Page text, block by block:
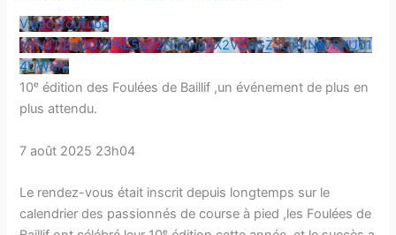
Vidéo YouTube
VVVJTjBqOUVPRE5qV2NSVng4X2VCeGZ3LmhNaVRXU01
4UWM4
10ᵉ édition des Foulées de Baillif ,un événement de plus en
plus attendu.
7 août 2025 23h04
Le rendez-vous était inscrit depuis longtemps sur le
calendrier des passionnés de course à pied ,les Foulées de